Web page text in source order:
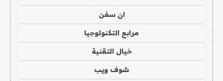
ان سفن
مرابع التكنولوجيا
خيال التقنية
شوف ويب